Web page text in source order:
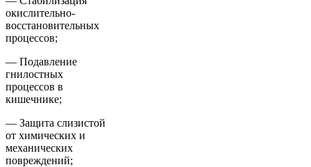
окислительно-
восстановительных
процессов;
— Подавление
гнилостных
процессов в
кишечнике;
— Защита слизистой
от химических и
механических
повреждений;